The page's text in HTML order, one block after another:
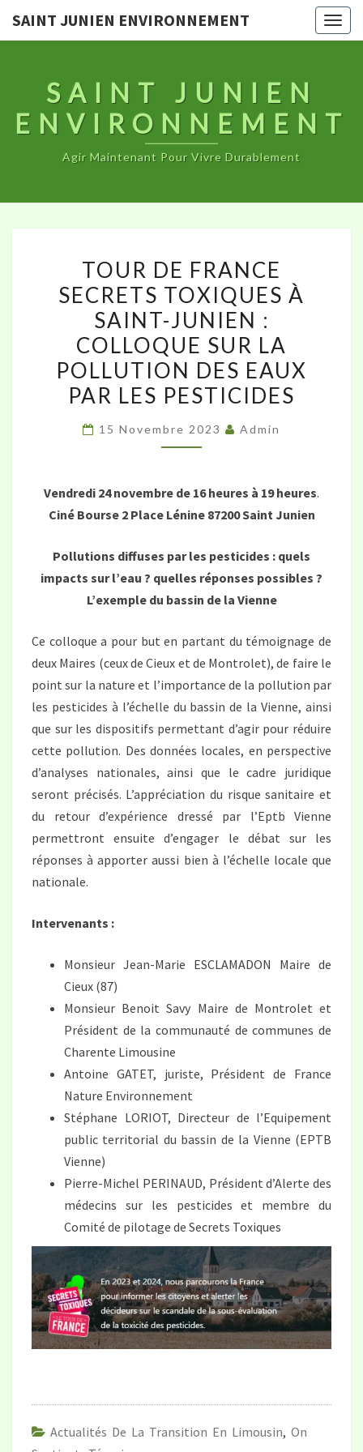
SAINT JUNIEN ENVIRONNEMENT
SAINT JUNIEN
ENVIRONNEMENT
Agir Maintenant Pour Vivre Durablement
DE
FRANCE
SECRETS
TOXIQUES
À
SAINT-
JUNIEN
:
COLLOQUE
LA
POLLUTION
EAUX
PAR
LES
TOUR DE FRANCE
SECRETS TOXIQUES À
SAINT-JUNIEN :
COLLOQUE SUR LA
POLLUTION DES EAUX
PAR LES PESTICIDES
15 Novembre 2023 Admin
Vendredi 24 novembre de 16 heures à 19 heures.
Ciné Bourse 2 Place Lénine 87200 Saint Junien
Pollutions diffuses par les pesticides : quels
impacts sur l’eau ? quelles réponses possibles ?
L’exemple du bassin de la Vienne
Ce colloque a pour but en partant du témoignage de
deux Maires (ceux de Cieux et de Montrolet), de faire le
point sur la nature et l’importance de la pollution par
les pesticides à l’échelle du bassin de la Vienne, ainsi
que sur les dispositifs permettant d’agir pour réduire
cette pollution. Des données locales, en perspective
d’analyses nationales, ainsi que le cadre juridique
seront précisés. L’appréciation du risque sanitaire et
du retour d’expérience dressé par l’Eptb Vienne
permettront ensuite d’engager le débat sur les
réponses à apporter aussi bien à l’échelle locale que
nationale.
Intervenants :
Monsieur Jean-Marie ESCLAMADON Maire de
Cieux (87)
Monsieur Benoit Savy Maire de Montrolet et
Président de la communauté de communes de
Charente Limousine
Antoine GATET, juriste, Président de France
Nature Environnement
Stéphane LORIOT, Directeur de l’Equipement
public territorial du bassin de la Vienne (EPTB
Vienne)
Pierre-Michel PERINAUD, Président d’Alerte des
médecins sur les pesticides et membre du
Comité de pilotage de Secrets Toxiques
Actualités De La Transition En Limousin, On